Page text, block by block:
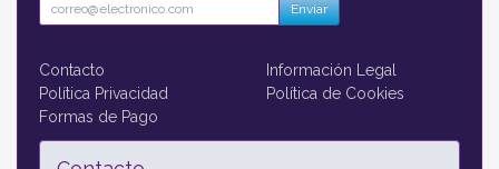
Enviar
Contacto
Información Legal
Política Privacidad
Política de Cookies
Formas de Pago